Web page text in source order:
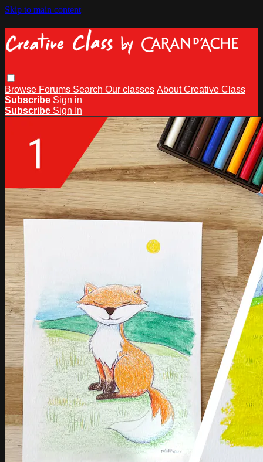
Skip to main content
Browse Forums Search Our classes About Creative Class
Subscribe Sign in
Subscribe Sign In